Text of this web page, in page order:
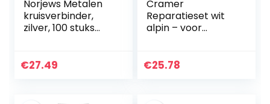
Norjews Metalen
kruisverbinder,
zilver, 100 stuks
gipsplaten
€27.49
Cramer
Reparatieset wit
alpin – voor
wastafels –
€25.78